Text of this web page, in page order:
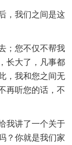
，我们之间是这
；您不仅不帮我
长大了，凡事都
，我和您之间无
再听您的话，不
我讲了一个关于
？你就是我们家